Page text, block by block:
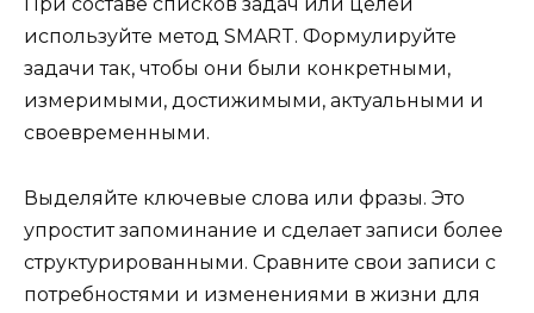
При составе списков задач или целей
используйте метод SMART. Формулируйте
задачи так, чтобы они были конкретными,
измеримыми, достижимыми, актуальными и
своевременными.
Выделяйте ключевые слова или фразы. Это
упростит запоминание и сделает записи более
структурированными. Сравните свои записи с
потребностями и изменениями в жизни для